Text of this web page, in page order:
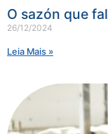
O sazón que
26/12/2024
Leia Mais »